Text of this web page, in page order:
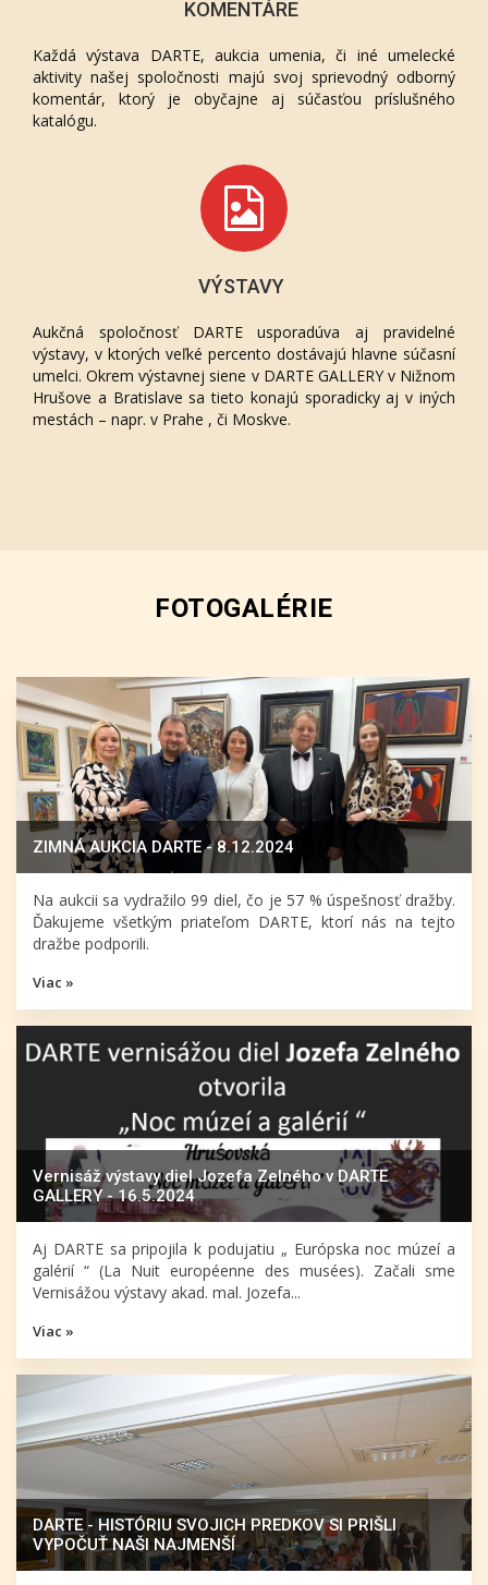
KOMENTÁRE
Každá výstava DARTE, aukcia umenia, či iné umelecké
aktivity našej spoločnosti majú svoj sprievodný odborný
komentár, ktorý je obyčajne aj súčasťou príslušného
katalógu.
VÝSTAVY
Aukčná spoločnosť DARTE usporadúva aj pravidelné
výstavy, v ktorých veľké percento dostávajú hlavne súčasní
umelci. Okrem výstavnej siene v DARTE GALLERY v Nižnom
Hrušove a Bratislave sa tieto konajú sporadicky aj v iných
mestách – napr. v Prahe , či Moskve.
FOTOGALÉRIE
ZIMNÁ AUKCIA DARTE - 8.12.2024
Na aukcii sa vydražilo 99 diel, čo je 57 % úspešnosť dražby.
Ďakujeme všetkým priateľom DARTE, ktorí nás na tejto
dražbe podporili.
Viac »
Vernisáž výstavy diel Jozefa Zelného v DARTE
GALLERY - 16.5.2024
Aj DARTE sa pripojila k podujatiu „ Európska noc múzeí a
galérií “ (La Nuit européenne des musées). Začali sme
Vernisážou výstavy akad. mal. Jozefa...
Viac »
DARTE - HISTÓRIU SVOJICH PREDKOV SI PRIŠLI
VYPOČUŤ NAŠI NAJMENŠÍ